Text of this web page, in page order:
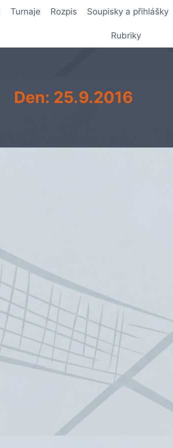
Turnaje Rozpis Soupisky a přihlášky
Rubriky
Den: 25.9.2016